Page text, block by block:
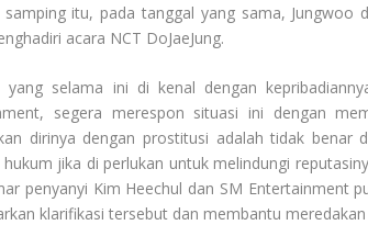
samping itu, pada tanggal yang sama, Jungwoo
acara NCT DoJaeJung.
yang selama ini di kenal dengan
segera merespon situasi ini dengan
dirinya dengan prostitusi adalah tidak benar
jika di perlukan untuk melindungi
penyanyi Kim Heechul dan SM Entertainment
klarifikasi tersebut dan membantu